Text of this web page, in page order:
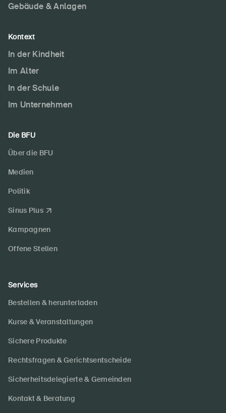
Gebäude & Anlagen
Kontext
In der Kindheit
Im Alter
In der Schule
Im Unternehmen
Die BFU
Über die BFU
Medien
Politik
Sinus Plus
Kampagnen
Offene Stellen
Services
Bestellen & herunterladen
Kurse & Veranstaltungen
Sichere Produkte
Rechtsfragen & Gerichtsentscheide
Sicherheitsdelegierte & Gemeinden
Kontakt & Beratung